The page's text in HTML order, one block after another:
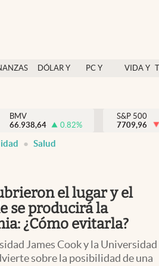
DÓLAR Y
PC Y
VIDA Y
México
BMV
66.938,64
0.82%
S&P 500
7709,96
Salud
el lugar y el
se producirá la
¿Cómo evitarla?
James Cook y la Universidad
sobre la posibilidad de una